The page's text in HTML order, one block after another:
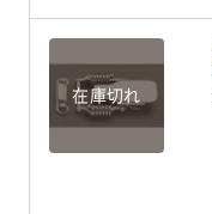
在庫切れ